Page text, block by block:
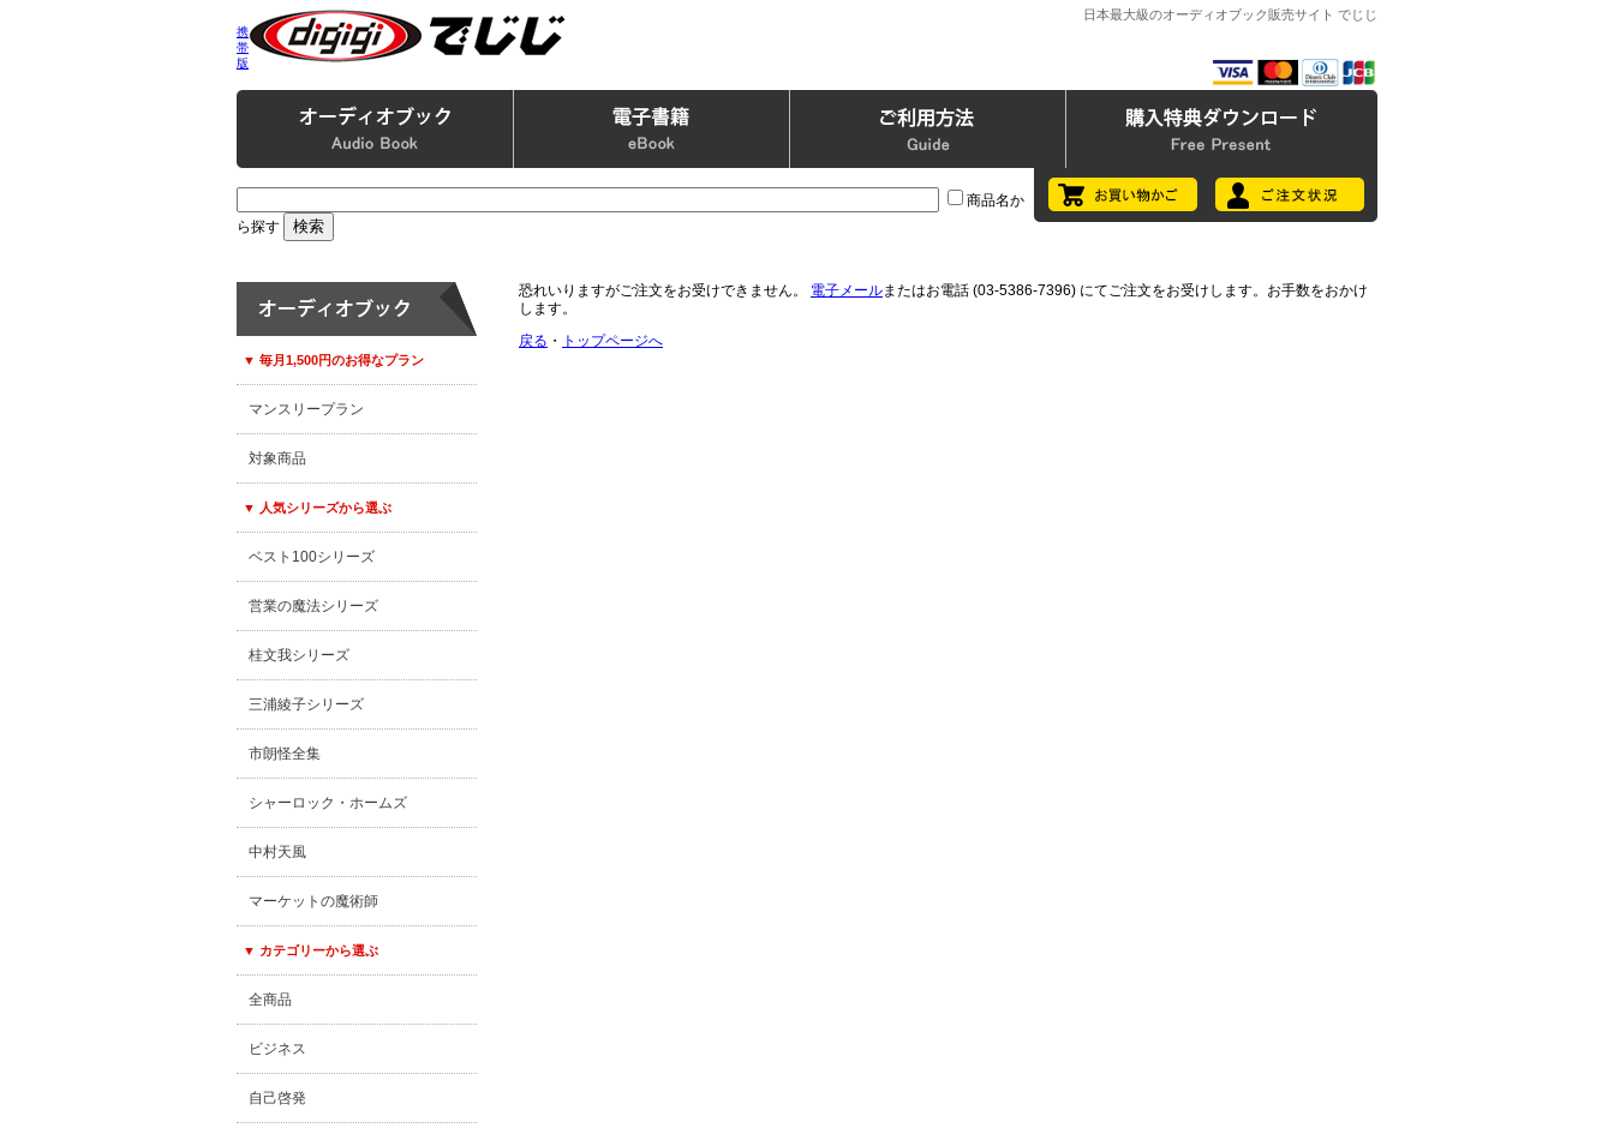
携
帯
版
日本最大級のオーディオブック販売サイト でじじ
商品名か
ら探す
▼ 毎月1,500円のお得なプラン
マンスリープラン
対象商品
▼ 人気シリーズから選ぶ
ベスト100シリーズ
営業の魔法シリーズ
桂文我シリーズ
三浦綾子シリーズ
市朗怪全集
シャーロック・ホームズ
中村天風
マーケットの魔術師
▼ カテゴリーから選ぶ
全商品
ビジネス
自己啓発
恐れいりますがご注文をお受けできません。 電子メールまたはお電話 (03-5386-7396) にてご注文をお受けします。お手数をおかけ
します。
戻る ・ トップページへ